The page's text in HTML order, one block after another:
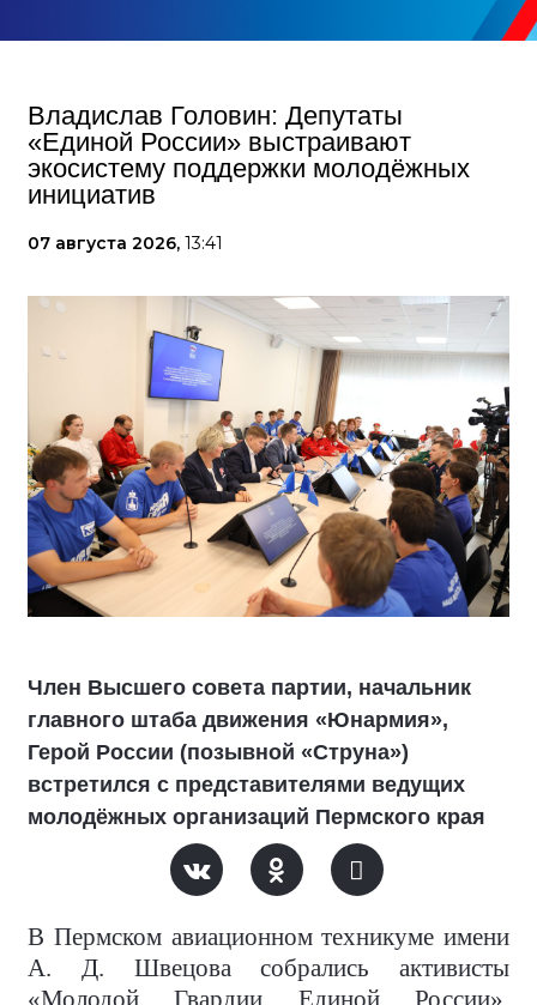
Владислав Головин: Депутаты
«Единой России» выстраивают
экосистему поддержки молодёжных
инициатив
07 августа 2026, 13:41
Член Высшего совета партии, начальник
главного штаба движения «Юнармия»,
Герой России (позывной «Струна»)
встретился с представителями ведущих
молодёжных организаций Пермского края
В Пермском авиационном техникуме имени
А. Д. Швецова собрались активисты
«Молодой Гвардии Единой России»,